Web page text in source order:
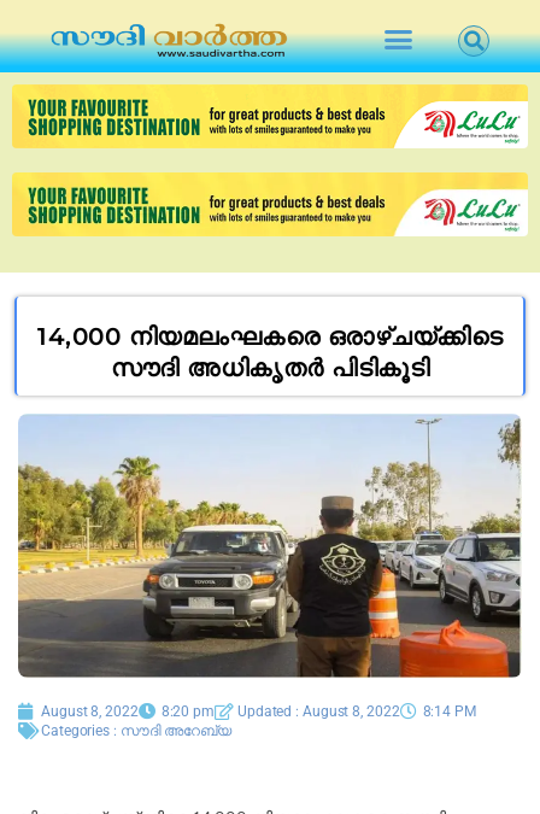
14,000 നിയമലംഘകരെ ഒരാഴ്ചയ്ക്കിടെ
സൗദി അധികൃതർ പിടികൂടി
August 8, 2022 8:20 pm Updated : August 8, 2022
8:14 PM
Categories : സൗദി അറേബ്യ